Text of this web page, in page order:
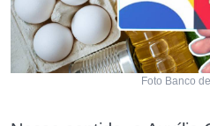
Foto Banco